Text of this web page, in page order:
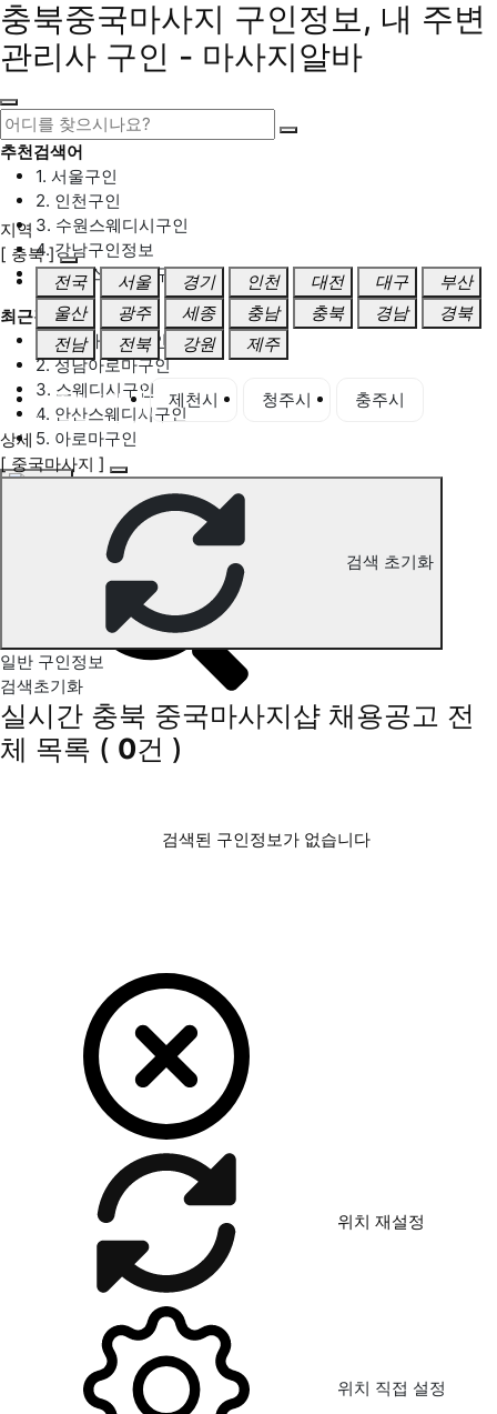
충북중국마사지 구인정보, 내 주변
관리사 구인 - 마사지알바
추천검색어
1. 서울구인
2. 인천구인
3. 수원스웨디시구인
4. 강남구인정보
5. 동탄스웨디시구인
최근검색어
1. 일산마사지구인
2. 성남아로마구인
3. 스웨디시구인
4. 안산스웨디시구인
5. 아로마구인
충북 중국마사지 구인정보
지역
[ 충북 ]
전국
서울 경기 인천 대전 대구
부산
울산
광주 세종 충남 충북 경남
경북
전남
전북 강원 제주
충북 전체 제천시 청주시
충주시
상세
[ 중국마사지 ]
검색 초기화
일반 구인정보
검색초기화
실시간 충북 중국마사지샵 채용공고 전
체 목록 ( 0건 )
검색된 구인정보가 없습니다
위치 재설정
위치 직접 설정